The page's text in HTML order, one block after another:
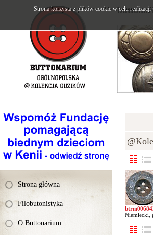
Strona główna
Filobutonistyka
O Buttonarium
Niemiecki,
Strona korzysta z plików cookie w celu realizacji